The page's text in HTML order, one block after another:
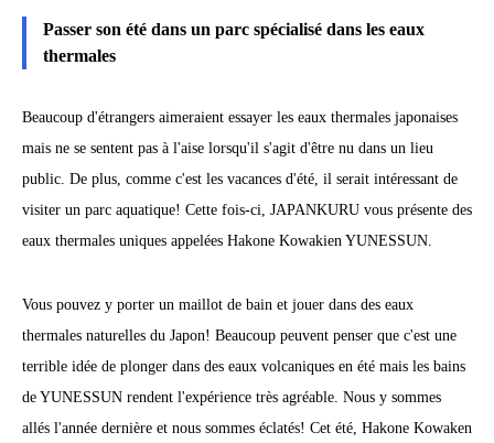
Passer son été dans un parc spécialisé dans les eaux
thermales
Beaucoup d'étrangers aimeraient essayer les eaux thermales japonaises
mais ne se sentent pas à l'aise lorsqu'il s'agit d'être nu dans un lieu
public. De plus, comme c'est les vacances d'été, il serait intéressant de
visiter un parc aquatique! Cette fois-ci, JAPANKURU vous présente des
eaux thermales uniques appelées Hakone Kowakien YUNESSUN.
Vous pouvez y porter un maillot de bain et jouer dans des eaux
thermales naturelles du Japon! Beaucoup peuvent penser que c'est une
terrible idée de plonger dans des eaux volcaniques en été mais les bains
de YUNESSUN rendent l'expérience très agréable. Nous y sommes
allés l'année dernière et nous sommes éclatés! Cet été, Hakone Kowaken